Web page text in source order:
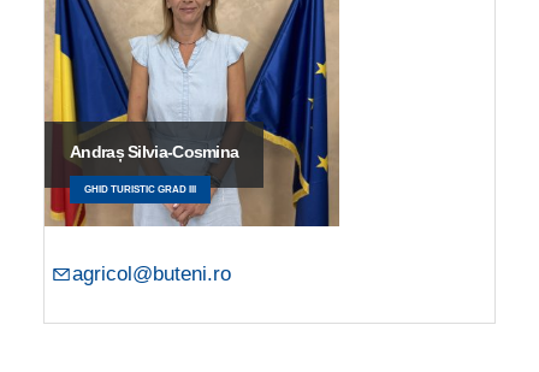
Andraș Silvia-Cosmina
GHID TURISTIC GRAD III
agricol@buteni.ro